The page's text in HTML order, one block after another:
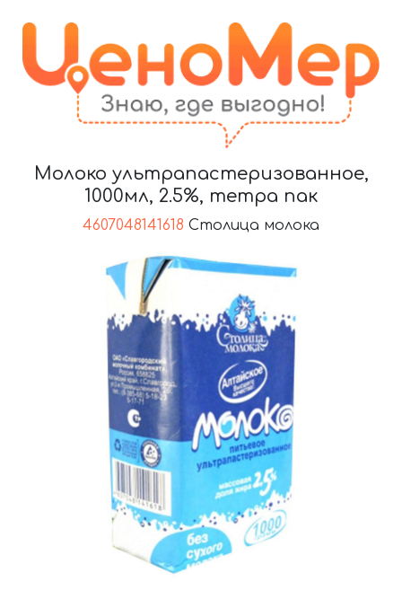
Молоко ультрапастеризованное,
1000мл, 2.5%, тетра пак
4607048141618 Столица молока